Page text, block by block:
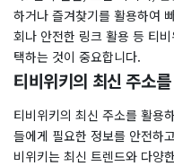
하거나 즐겨찾기를 활용하여
회나 안전한 링크 활용 등 티
택하는 것이 중요합니다.
티비위키의 최신 주소
티비위키의 최신 주소를 활용
들에게 필요한 정보를 안전하
비위키는 최신 트렌드와 다양